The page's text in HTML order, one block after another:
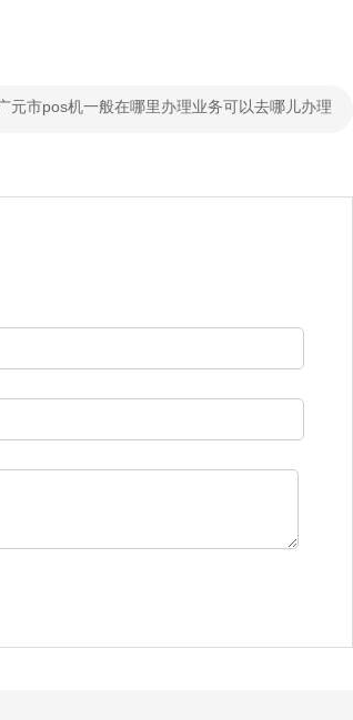
元市pos机一般在哪里办理业务可以去哪儿办理